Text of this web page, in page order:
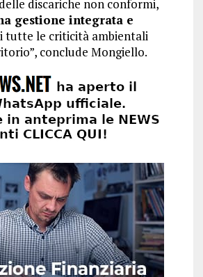
discariche non conformi,
gestione integrata e
tutte le criticità ambientali
conclude Mongiello.